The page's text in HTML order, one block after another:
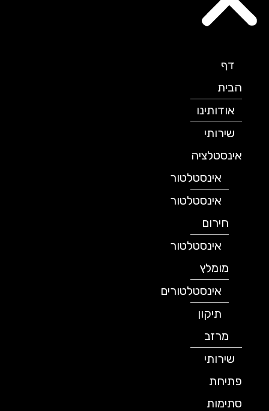
הבית
אודותינו
שירותי
אינסטלציה
אינסטלטור
אינסטלטור
חירום
אינסטלטור
מומלץ
אינסטלטורים
תיקון
מרזב
שירותי
פתיחת
סתימות